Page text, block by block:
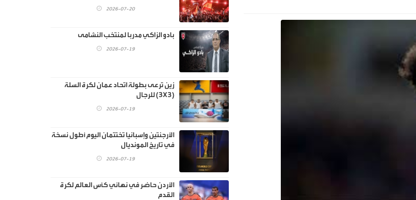
2026-07-20
بادو الزاكي مدربا لمنتخب النشامى
2026-07-19
زين ترعى بطولة اتحاد عمان لكرة السلة
(3X3) للرجال
2026-07-19
الأرجنتين وإسبانيا تختتمان اليوم أطول نسخة
في تاريخ المونديال
2026-07-19
الأردن حاضر في نهائي كأس العالم لكرة
القدم